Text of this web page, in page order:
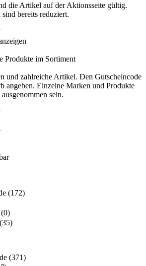
die Artikel auf der Aktionsseite gültig.
bereits reduziert.
Produkte im Sortiment
und zahlreiche Artikel. Den Gutscheincode
angeben. Einzelne Marken und Produkte
sein.
(172)
(0)
(35)
(371)